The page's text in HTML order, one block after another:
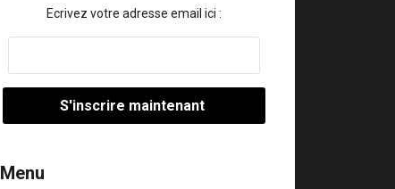
Ecrivez votre adresse email ici :
Menu